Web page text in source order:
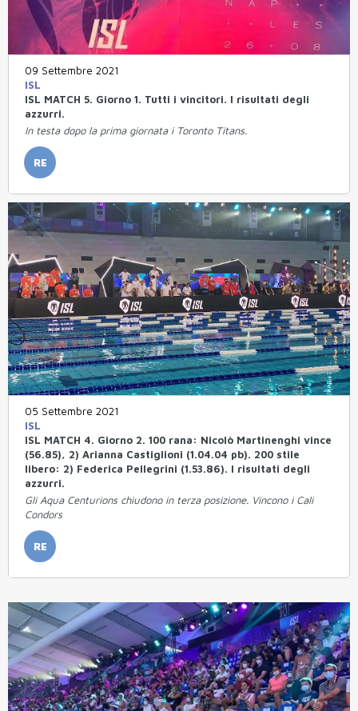
09 Settembre 2021
ISL
ISL MATCH 5. Giorno 1. Tutti i vincitori. I risultati degli
azzurri.
In testa dopo la prima giornata i Toronto Titans.
RE
05 Settembre 2021
ISL
ISL MATCH 4. Giorno 2. 100 rana: Nicolò Martinenghi vince
(56.85), 2) Arianna Castiglioni (1.04.04 pb). 200 stile
libero: 2) Federica Pellegrini (1.53.86). I risultati degli
azzurri.
Gli Aqua Centurions chiudono in terza posizione. Vincono i Cali
Condors
RE